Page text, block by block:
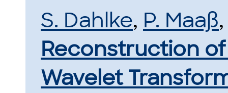
S. Dahlke, P. Maaß
Reconstruction
Wavelet